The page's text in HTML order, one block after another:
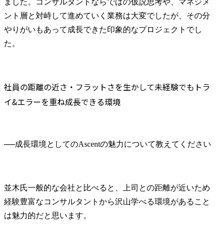
ました。コンサルタントならではの仮説思考や、マネジメ
ント層と対峙して進めていく業務は大変でしたが、その分
やりがいもあって成長できた印象的なプロジェクトでし
た。
社員の距離の近さ・フラットさを生かして未経験でもトラ
イ&エラーを重ね成長できる環境
──
並木氏一般的な会社と比べると、上司との距離が近いため
経験豊富なコンサルタントから沢山学べる環境があること
は魅力的だと思います。